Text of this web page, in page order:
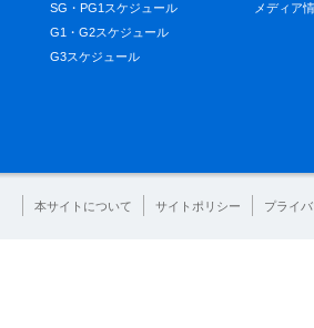
SG・PG1スケジュール
G1・G2スケジュール
G3スケジュール
メディア
本サイトについて サイトポリシー プライ